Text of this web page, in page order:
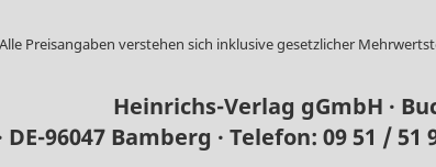
Alle Preisangaben verstehen sich inklusive gesetzlicher
Heinrichs-Verlag gGmbH ·
96047 Bamberg · Telefon: 09 51 / 51